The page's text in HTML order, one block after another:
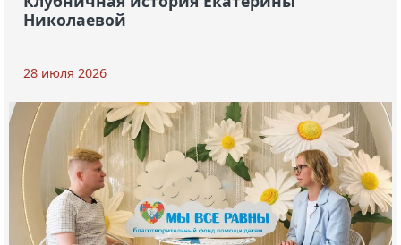
Николаевой
28 июля 2026